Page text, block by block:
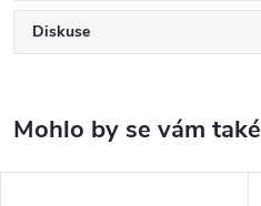
Diskuse